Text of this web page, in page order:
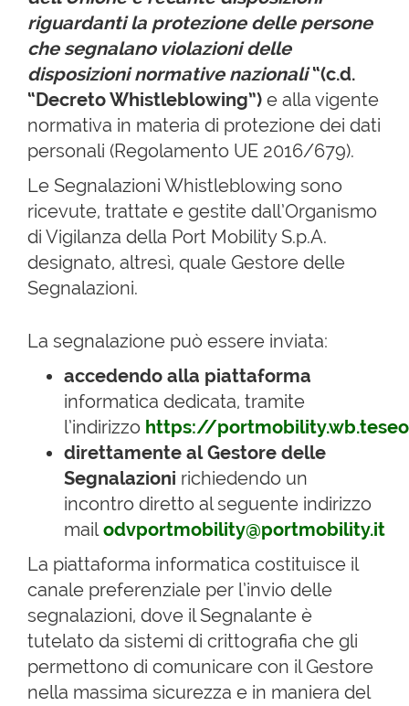
riguardanti la protezione delle persone
che segnalano violazioni delle
disposizioni normative nazionali“(c.d.
“Decreto Whistleblowing”) e alla vigente
normativa in materia di protezione dei dati
personali (Regolamento UE 2016/679).
Le Segnalazioni Whistleblowing sono
ricevute, trattate e gestite dall’Organismo
di Vigilanza della Port Mobility S.p.A.
designato, altresì, quale Gestore delle
Segnalazioni.
La segnalazione può essere inviata:
accedendo alla piattaforma
informatica dedicata, tramite
l’indirizzo https://
direttamente al Gestore delle
Segnalazioni richiedendo un
incontro diretto al seguente indirizzo
mailodvportmobility@portmobility.it
La piattaforma informatica costituisce il
canale preferenziale per l’invio delle
segnalazioni, dove il Segnalante è
tutelato da sistemi di crittografia che gli
permettono di comunicare con il Gestore
nella massima sicurezza e in maniera del